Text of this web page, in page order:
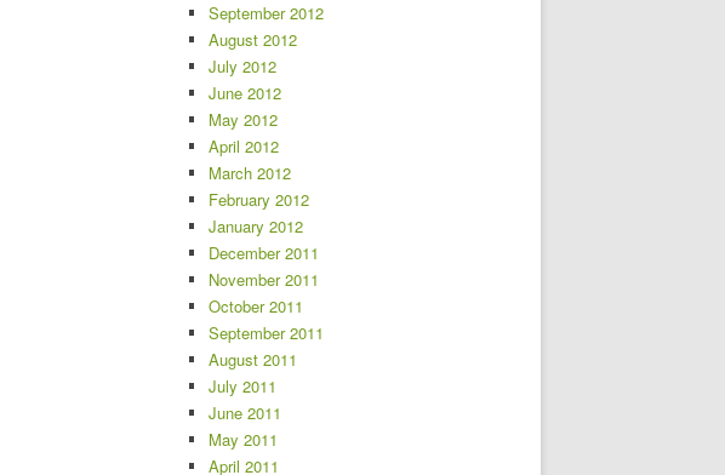
September 2012
August 2012
July 2012
June 2012
May 2012
April 2012
March 2012
February 2012
January 2012
December 2011
November 2011
October 2011
September 2011
August 2011
July 2011
June 2011
May 2011
April 2011